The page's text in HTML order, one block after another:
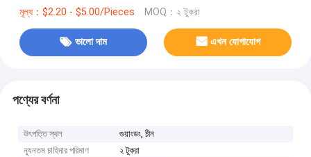
গিয়ারমোটর
মূল্য：$2.20 - $5.00/Pieces MOQ：২ টুকরা
ভালো দাম এখন যোগাযোগ
পণ্যের বর্ণনা
উৎপত্তি স্থল
গুয়াংডং, চীন
ন্যূনতম চাহিদার পরিমাণ
২ টুকরা